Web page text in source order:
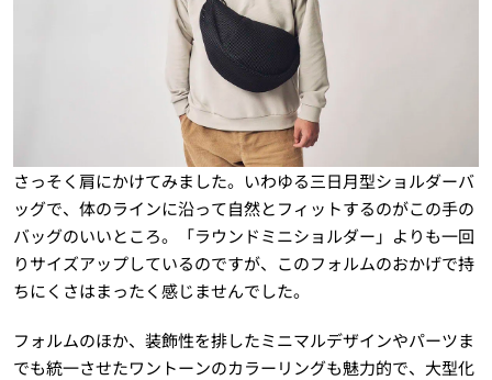
さっそく肩にかけてみました。いわゆる三日月型ショルダーバ
ッグで、体のラインに沿って自然とフィットするのがこの手の
バッグのいいところ。「ラウンドミニショルダー」よりも一回
りサイズアップしているのですが、このフォルムのおかげで持
ちにくさはまったく感じませんでした。
フォルムのほか、装飾性を排したミニマルデザインやパーツま
でも統一させたワントーンのカラーリングも魅力的で、大型化